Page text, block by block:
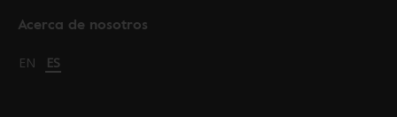
Acerca de nosotros
Change language to English
EN Cambiar idioma a español
ES